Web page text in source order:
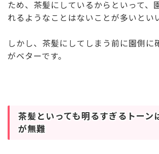
ため、茶髪にしているからといって、
れるようなことはないことが多いとい
しかし、茶髪にしてしまう前に園側に
がベターです。
茶髪といっても明るすぎるトーン
が無難